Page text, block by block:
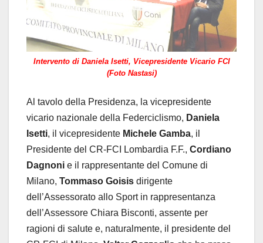
Intervento di Daniela Isetti, Vicepresidente Vicario FCI
(Foto Nastasi)
Al tavolo della Presidenza, la vicepresidente
vicario nazionale della Federciclismo, Daniela
Isetti, il vicepresidente Michele Gamba, il
Presidente del CR-FCI Lombardia F.F., Cordiano
Dagnoni e il rappresentante del Comune di
Milano, Tommaso Goisis dirigente
dell’Assessorato allo Sport in rappresentanza
dell’Assessore Chiara Bisconti, assente per
ragioni di salute e, naturalmente, il presidente del